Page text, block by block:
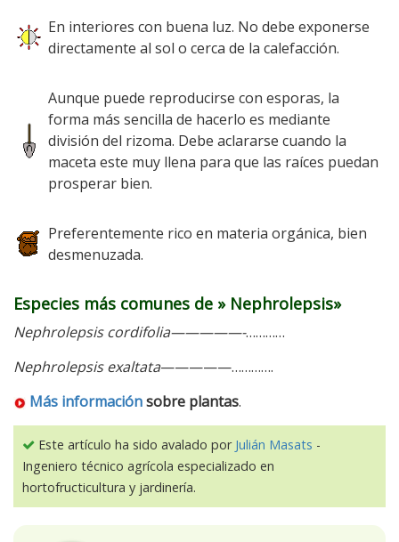
En interiores con buena luz. No debe exponerse
directamente al sol o cerca de la calefacción.
Aunque puede reproducirse con esporas, la
forma más sencilla de hacerlo es mediante
división del rizoma. Debe aclararse cuando la
maceta este muy llena para que las raíces puedan
prosperar bien.
Preferentemente rico en materia orgánica, bien
desmenuzada.
Especies más comunes de » Nephrolepsis»
Nephrolepsis cordifolia—————-…………
Nephrolepsis exaltata—————………….
Más informaciónsobre plantas.
Este artículo ha sido avalado por Julián Masats -
Ingeniero técnico agrícola especializado en
hortofructicultura y jardinería.